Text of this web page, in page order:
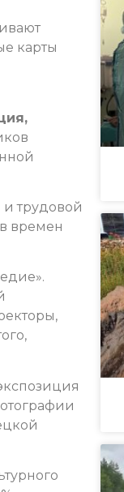
карты
и трудовой
времен